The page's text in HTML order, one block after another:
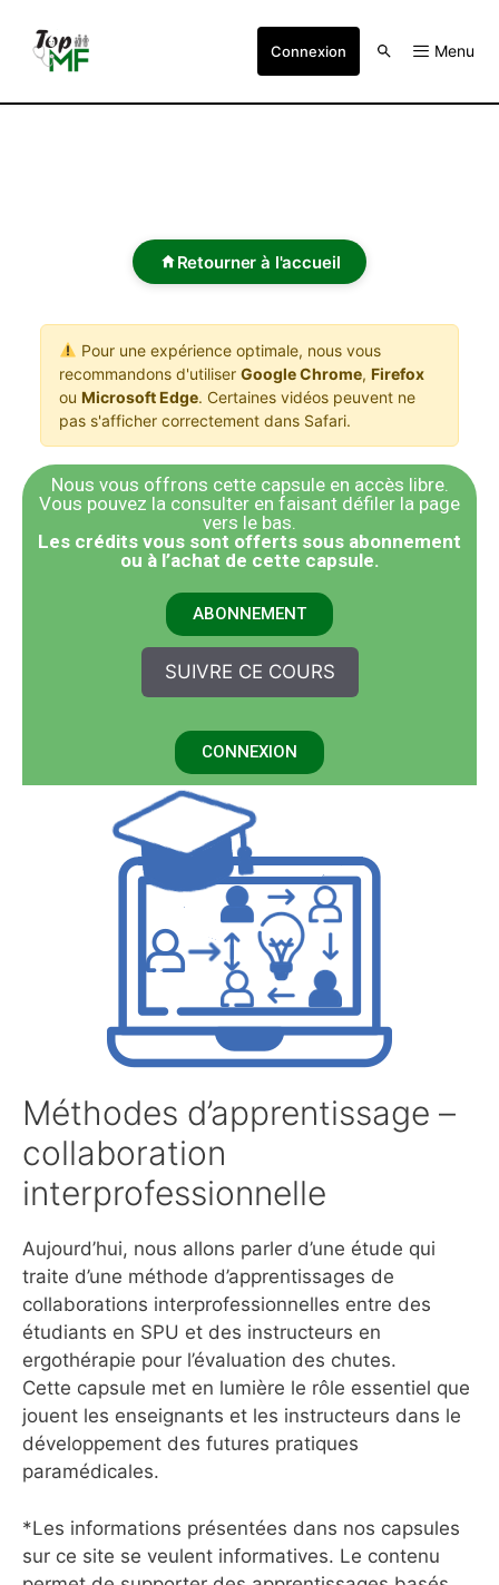
Connexion Menu
Retourner à l'accueil
Pour une expérience optimale, nous vous
recommandons d'utiliser Google Chrome, Firefox
ou Microsoft Edge. Certaines vidéos peuvent ne
pas s'afficher correctement dans Safari.
Nous vous offrons cette capsule en accès libre.
Vous pouvez la consulter en faisant défiler la page
vers le bas.
​Les crédits vous sont offerts sous abonnement
ou à l’achat de cette capsule.
ABONNEMENT
SUIVRE CE COURS
CONNEXION
Méthodes d’apprentissage –
collaboration
interprofessionnelle
Aujourd’hui, nous allons parler d’une étude qui
traite d’une méthode d’apprentissages de
collaborations interprofessionnelles entre des
étudiants en SPU et des instructeurs en
ergothérapie pour l’évaluation des chutes.
Cette capsule met en lumière le rôle essentiel que
jouent les enseignants et les instructeurs dans le
développement des futures pratiques
paramédicales.
*Les informations présentées dans nos capsules
sur ce site se veulent informatives. Le contenu